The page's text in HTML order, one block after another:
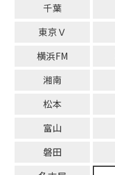
千葉
東京Ｖ
横浜FM
湘南
松本
富山
磐田